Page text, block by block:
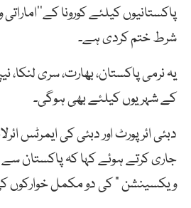
پاکستانیوں کیلئے کورونا
شرط ختم کردی ہے۔
یہ نرمی پاکستان، بھارت، سری لنکا،
کے شہریوں کیلئے بھی ہوگی۔
دبئی ائرپورٹ اور دبئی کی ایمرٹس
جاری کرتے ہوئے کہا کہ پاکستان سے
ویکسینشن “ کی دو مکمل خوارکوں